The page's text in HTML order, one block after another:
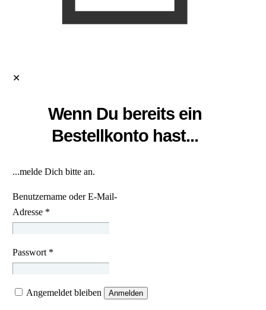
✕
Wenn Du bereits ein
Bestellkonto hast...
...melde Dich bitte an.
Benutzername oder E-Mail-
Adresse *
Passwort *
Angemeldet bleiben Anmelden